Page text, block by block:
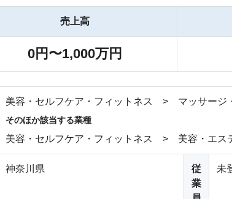
売上高
0円〜1,000万円
美容・セルフケア・フィットネス > マッサージ
そのほか該当する業種
美容・セルフケア・フィットネス > 美容・エス
神奈川県
従
業
未